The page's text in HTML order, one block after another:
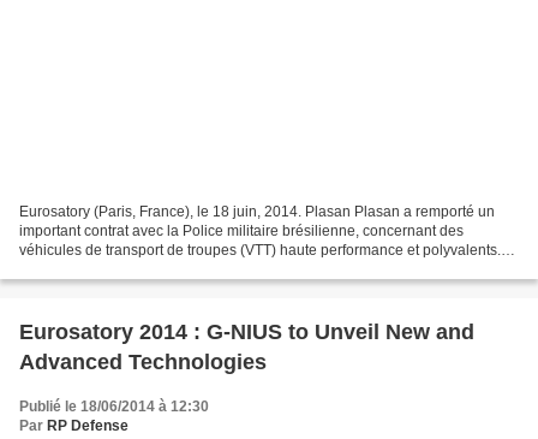
Eurosatory (Paris, France), le 18 juin, 2014. Plasan Plasan a remporté un
important contrat avec la Police militaire brésilienne, concernant des
véhicules de transport de troupes (VTT) haute performance et polyvalents.
Eurosatory 2014 : G-NIUS to Unveil New and
Advanced Technologies
Publié le 18/06/2014 à 12:30
Par RP Defense